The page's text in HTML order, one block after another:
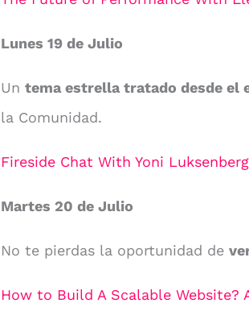
Lunes 19 de Julio
Un tema estrella tratado desde el
la Comunidad.
Fireside Chat With Yoni
Martes 20 de Julio
No te pierdas la oportunidad de
How to Build A Scalable Website?